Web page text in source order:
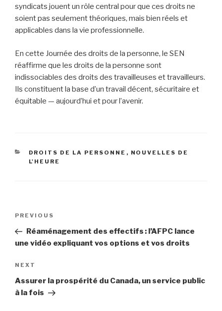
syndicats jouent un rôle central pour que ces droits ne
soient pas seulement théoriques, mais bien réels et
applicables dans la vie professionnelle.
En cette Journée des droits de la personne, le SEN
réaffirme que les droits de la personne sont
indissociables des droits des travailleuses et travailleurs.
Ils constituent la base d’un travail décent, sécuritaire et
équitable — aujourd’hui et pour l’avenir.
CATEGORIES
DROITS DE LA PERSONNE , NOUVELLES DE
L'HEURE
Post
Previous
Post
PREVIOUS
Réaménagement des effectifs : l’AFPC lance
une vidéo expliquant vos options et vos droits
Next
Post
NEXT
Assurer la prospérité du Canada, un service public
à la fois